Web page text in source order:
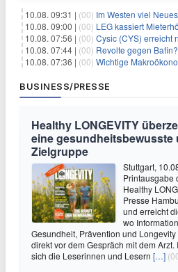
10.08. 09:31 | (00) Im Westen viel Neues -
10.08. 09:00 | (00) LEG kassiert Mieterhöhungen –
10.08. 07:56 | (00) Cysic (CYS) erreicht
10.08. 07:44 | (00) Revolte gegen Bafin?
10.08. 07:36 | (00) Wichtige Makroökonomische
BUSINESS/PRESSE
Healthy LONGEVITY
eine gesundheitsbewusste
Zielgruppe
Stuttgart,
Printausgabe
Healthy
Presse
und erreicht
wo
Gesundheit, Prävention und
direkt vor dem Gespräch mit dem
sich die Leserinnen und Lesern […]